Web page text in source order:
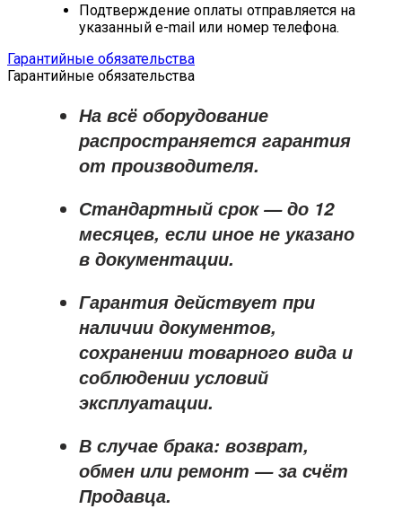
Подтверждение оплаты отправляется на
указанный e-mail или номер телефона.
Гарантийные обязательства
Гарантийные обязательства
На всё оборудование
распространяется гарантия
от производителя.
Стандартный срок — до 12
месяцев, если иное не указано
в документации.
Гарантия действует при
наличии документов,
сохранении товарного вида и
соблюдении условий
эксплуатации.
В случае брака: возврат,
обмен или ремонт —за счёт
Продавца.